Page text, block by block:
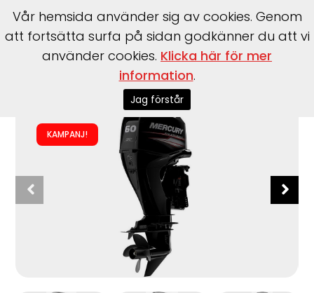
Utombordare>
KAMPANJ!
Vår hemsida använder sig av cookies. Genom
att fortsätta surfa på sidan godkänner du att vi
använder cookies. Klicka här för mer
information.
Jag förstår